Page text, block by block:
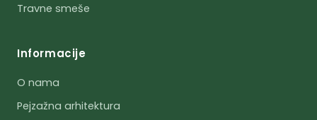
Travne smeše
Informacije
O nama
Pejzažna arhitektura